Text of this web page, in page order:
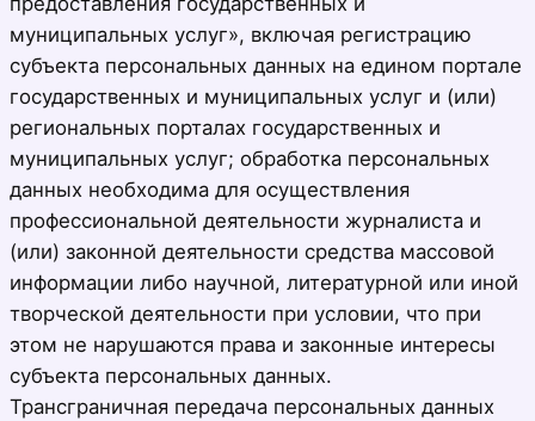
муниципальных услуг», включая регистрацию
субъекта персональных данных на едином портале
государственных и муниципальных услуг и (или)
региональных порталах государственных и
муниципальных услуг; обработка персональных
данных необходима для осуществления
профессиональной деятельности журналиста и
(или) законной деятельности средства массовой
информации либо научной, литературной или иной
творческой деятельности при условии, что при
этом не нарушаются права и законные интересы
субъекта персональных данных.
Трансграничная передача персональных данных